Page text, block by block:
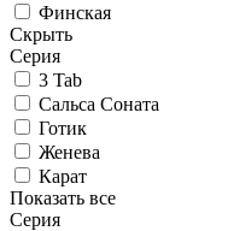
Финская
Скрыть
Серия
3 Tab
Сальса Соната
Готик
Женева
Карат
Показать все
Серия